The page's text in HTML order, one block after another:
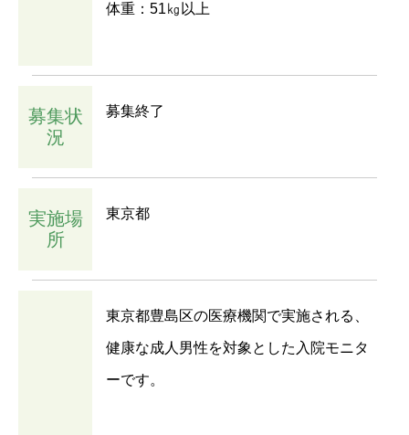
体重：51㎏以上
募集状
況
募集終了
実施場
所
東京都
東京都豊島区の医療機関で実施される、
健康な成人男性を対象とした入院モニタ
ーです。